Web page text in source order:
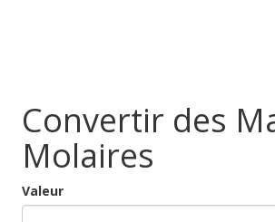
Convertir des
Molaires
Valeur